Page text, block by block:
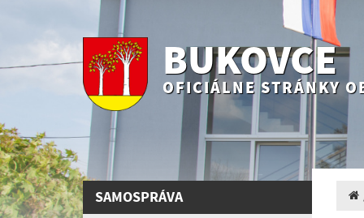
BUKOVCE
OFICIÁLNE STRÁNKY
SAMOSPRÁVA